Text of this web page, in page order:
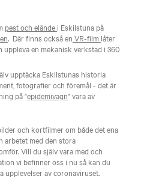
pest och elände i Eskilstuna på
. Där finns också en VR-film låter
en mekanisk verkstad i 360
upptäcka Eskilstunas historia
fotografier och föremål - det är
på "epidemivagn" vara av
och kortfilmer om både det ena
arbetet med den stora
Vill du själv vara med och
vi befinner oss i nu så kan du
upplevelser av coronaviruset.